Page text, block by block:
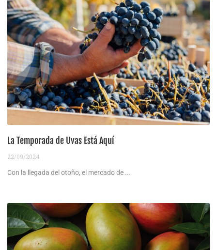
La Temporada de Uvas Está Aquí
22/09/2024
Con la llegada del otoño, el mercado de ...